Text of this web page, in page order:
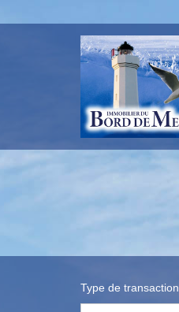
Type de transaction